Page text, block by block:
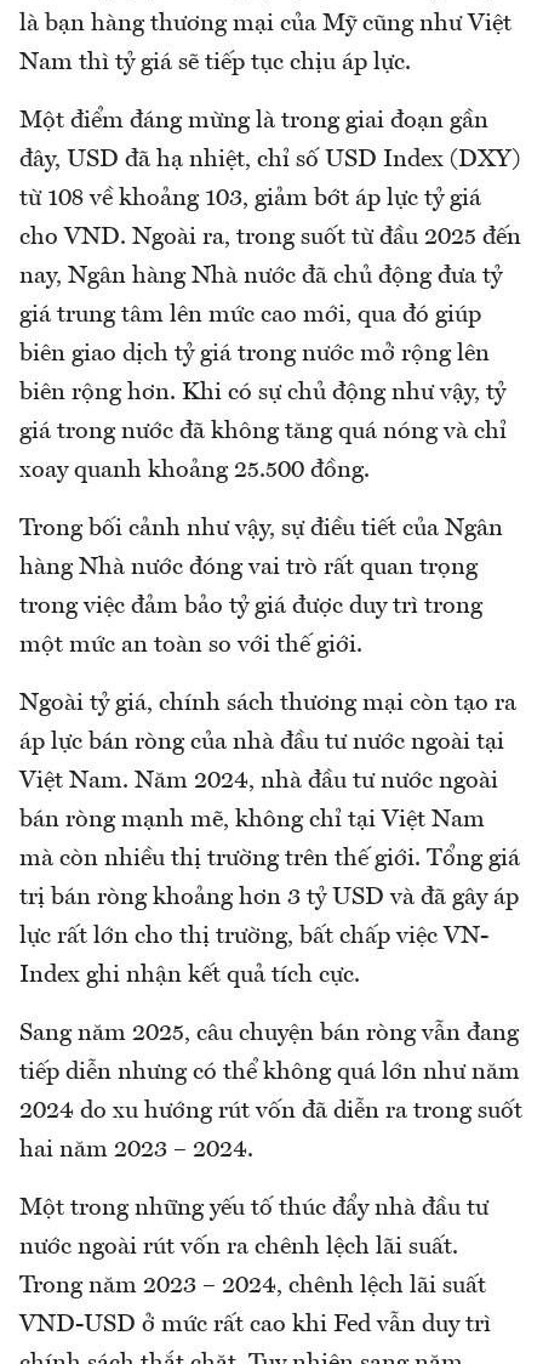
là bạn hàng thương mại của Mỹ cũng như Việt
Nam thì tỷ giá sẽ tiếp tục chịu áp lực.
Một điểm đáng mừng là trong giai đoạn gần
đây, USD đã hạ nhiệt, chỉ số USD Index (DXY)
từ 108 về khoảng 103, giảm bớt áp lực tỷ giá
cho VND. Ngoài ra, trong suốt từ đầu 2025 đến
nay, Ngân hàng Nhà nước đã chủ động đưa tỷ
giá trung tâm lên mức cao mới, qua đó giúp
biên giao dịch tỷ giá trong nước mở rộng lên
biên rộng hơn. Khi có sự chủ động như vậy, tỷ
giá trong nước đã không tăng quá nóng và chỉ
xoay quanh khoảng 25.500 đồng.
Trong bối cảnh như vậy, sự điều tiết của Ngân
hàng Nhà nước đóng vai trò rất quan trọng
trong việc đảm bảo tỷ giá được duy trì trong
một mức an toàn so với thế giới.
Ngoài tỷ giá, chính sách thương mại còn tạo ra
áp lực bán ròng của nhà đầu tư nước ngoài tại
Việt Nam. Năm 2024, nhà đầu tư nước ngoài
bán ròng mạnh mẽ, không chỉ tại Việt Nam
mà còn nhiều thị trường trên thế giới. Tổng giá
trị bán ròng khoảng hơn 3 tỷ USD và đã gây áp
lực rất lớn cho thị trường, bất chấp việc VN-
Index ghi nhận kết quả tích cực.
Sang năm 2025, câu chuyện bán ròng vẫn đang
tiếp diễn nhưng có thể không quá lớn như năm
2024 do xu hướng rút vốn đã diễn ra trong suốt
hai năm 2023 – 2024.
Một trong những yếu tố thúc đẩy nhà đầu tư
nước ngoài rút vốn ra chênh lệch lãi suất.
Trong năm 2023 – 2024, chênh lệch lãi suất
VND-USD ở mức rất cao khi Fed vẫn duy trì